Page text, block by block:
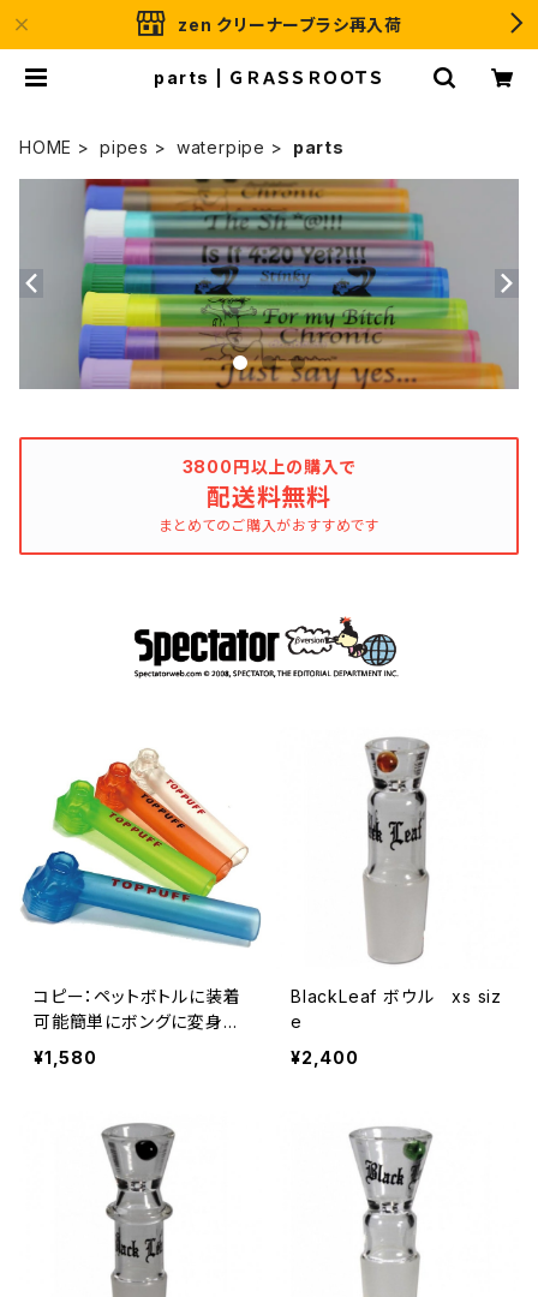
zen クリーナーブラシ再入荷
parts | ＧＲＡＳＳＲＯＯＴＳ
HOME pipes waterpipe parts
3800円以上の購入で
配送料無料
まとめてのご購入がおすすめです
コピー：ペットボトルに装着
可能簡単にボングに変身
【喫煙具・水パイプ・ボング】
ペットボトルに装着可能TO
¥1,580
BlackLeaf ボウル xs siz
e
¥2,400